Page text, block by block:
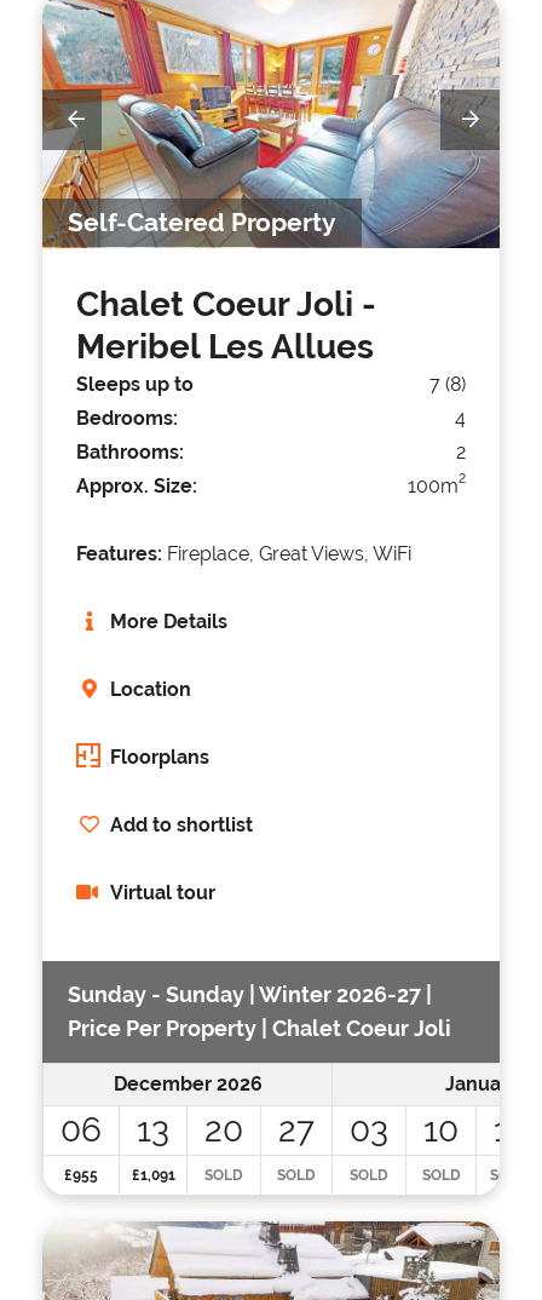
Self-Catered Property
Chalet Coeur Joli -
Meribel Les Allues
Sleeps up to
7 (8)
Bedrooms:
4
Bathrooms:
2
Approx. Size:
100m2
Features: Fireplace, Great Views, WiFi
More Details
Location
Floorplans
Add to shortlist
Virtual tour
Sunday - Sunday | Winter 2026-27 |
Price Per Property | Chalet Coeur Joli
December 2026 January
06 13 20 27 03 10 17
£955 £1,091 SOLD SOLD SOLD SOLD SOLD